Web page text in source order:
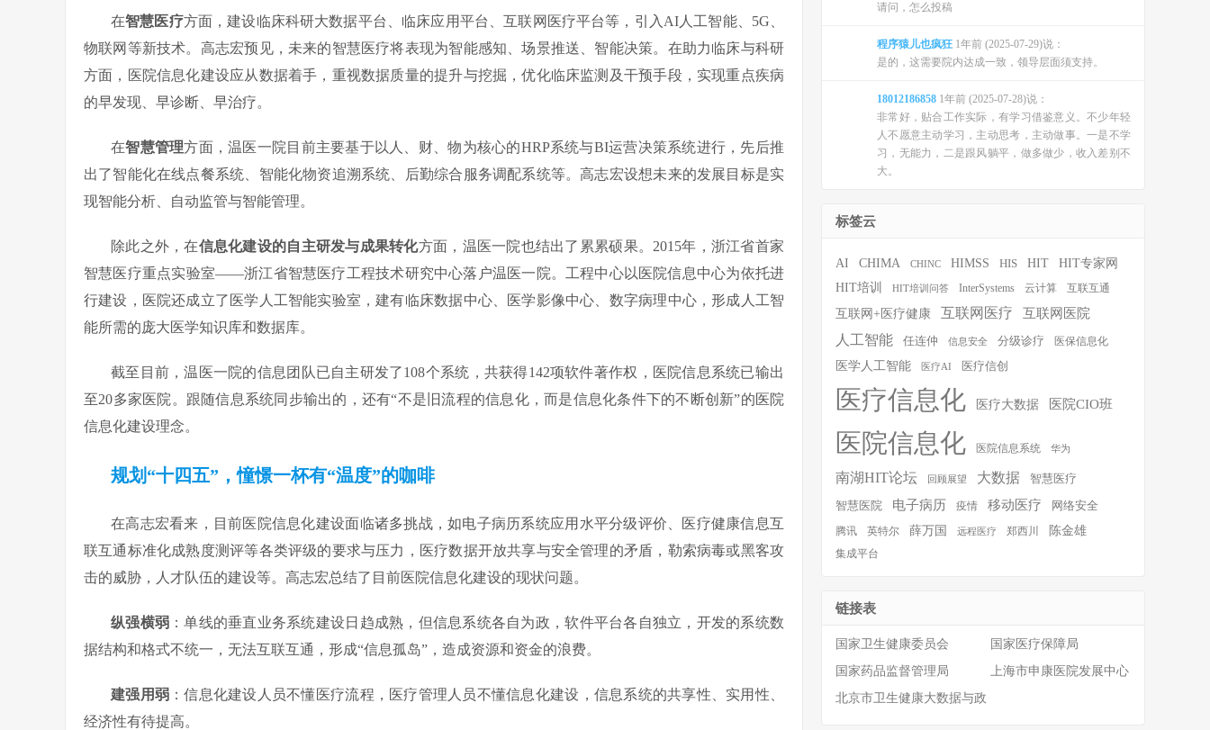
在智慧医疗方面，建设临床科研大数据平台、临床应用平台、互联网医疗平台等，引入AI人工智能、5G、
物联网等新技术。高志宏预见，未来的智慧医疗将表现为智能感知、场景推送、智能决策。在助力临床与科研
方面，医院信息化建设应从数据着手，重视数据质量的提升与挖掘，优化临床监测及干预手段，实现重点疾病
的早发现、早诊断、早治疗。
在智慧管理方面，温医一院目前主要基于以人、财、物为核心的HRP系统与BI运营决策系统进行，先后推
出了智能化在线点餐系统、智能化物资追溯系统、后勤综合服务调配系统等。高志宏设想未来的发展目标是实
现智能分析、自动监管与智能管理。
除此之外，在信息化建设的自主研发与成果转化方面，温医一院也结出了累累硕果。2015年，浙江省首家
智慧医疗重点实验室——浙江省智慧医疗工程技术研究中心落户温医一院。工程中心以医院信息中心为依托进
行建设，医院还成立了医学人工智能实验室，建有临床数据中心、医学影像中心、数字病理中心，形成人工智
能所需的庞大医学知识库和数据库。
截至目前，温医一院的信息团队已自主研发了108个系统，共获得142项软件著作权，医院信息系统已输出
至20多家医院。跟随信息系统同步输出的，还有“不是旧流程的信息化，而是信息化条件下的不断创新”的医院
信息化建设理念。
规划“十四五”，憧憬一杯有“温度”的咖啡
在高志宏看来，目前医院信息化建设面临诸多挑战，如电子病历系统应用水平分级评价、医疗健康信息互
联互通标准化成熟度测评等各类评级的要求与压力，医疗数据开放共享与安全管理的矛盾，勒索病毒或黑客攻
击的威胁，人才队伍的建设等。高志宏总结了目前医院信息化建设的现状问题。
纵强横弱 ：单线的垂直业务系统建设日趋成熟，但信息系统各自为政，软件平台各自独立，开发的系统数
据结构和格式不统一，无法互联互通，形成“信息孤岛”，造成资源和资金的浪费。
建强用弱 ：信息化建设人员不懂医疗流程，医疗管理人员不懂信息化建设，信息系统的共享性、实用性、
经济性有待提高。
请问，怎么投稿
程序猿儿也疯狂 1年前 (2025-07-29)说：
是的，这需要院内达成一致，领导层面须支持。
18012186858 1年前 (2025-07-28)说：
非常好，贴合工作实际，有学习借鉴意义。不少年轻
人不愿意主动学习，主动思考，主动做事。一是不学
习，无能力，二是跟风躺平，做多做少，收入差别不
大。
标签云
AI CHIMA CHINC HIMSS HIS HIT HIT专家网
HIT培训 HIT培训问答 InterSystems 云计算 互联互通
互联网+医疗健康 互联网医疗 互联网医院
人工智能 任连仲 信息安全 分级诊疗 医保信息化
医学人工智能 医疗AI 医疗信创
医疗信息化 医疗大数据 医院CIO班
医院信息化 医院信息系统 华为
南湖HIT论坛 回顾展望 大数据 智慧医疗
智慧医院 电子病历 疫情 移动医疗
网络安全
腾讯
英特尔 薛万国 远程医疗 郑西川 陈金雄
集成平台
链接表
国家卫生健康委员会
国家医疗保障局
国家药品监督管理局
上海市申康医院发展中心
北京市卫生健康大数据与政